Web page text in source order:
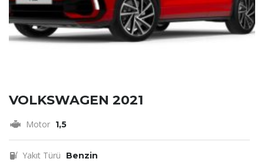
VOLKSWAGEN 2021
Motor 1,5
Yakıt Türü Benzin